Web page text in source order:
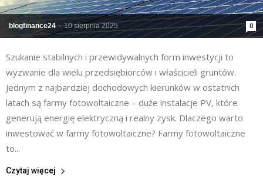
blogfinance24 - 10 sierpnia 2025 0
Szukanie stabilnych i przewidywalnych form inwestycji to
wyzwanie dla wielu przedsiębiorców i właścicieli gruntów.
Jednym z najbardziej dochodowych kierunków w ostatnich
latach są farmy fotowoltaiczne – duże instalacje PV, które
generują energię elektryczną i realny zysk. Dlaczego warto
inwestować w farmy fotowoltaiczne? Farmy fotowoltaiczne
to...
Czytaj więcej